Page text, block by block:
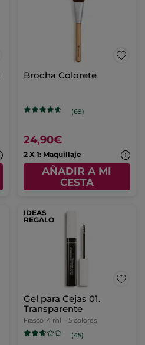
Brocha Colorete
(69)
24,90€
2 X 1: Maquillaje
AÑADIR A MI
CESTA
IDEAS
REGALO
Gel para Cejas 01.
Transparente
Frasco 4 ml - 5 colores
(45)